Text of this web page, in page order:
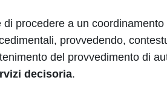
di procedere a un
provvedendo,
del provvedimento di
decisoria.